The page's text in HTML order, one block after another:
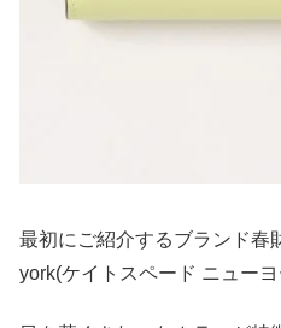
最初にご紹介するブランド春
york(ケイトスペード ニューヨ